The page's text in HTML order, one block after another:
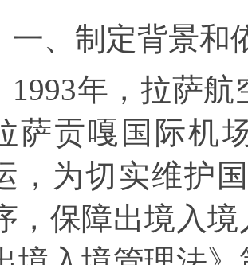
一、 制定背景和
1993年，拉萨航
萨贡嘎国际机
，为切实维护
，保障出境入境